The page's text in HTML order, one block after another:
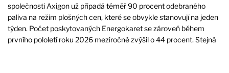
společnosti Axigon už připadá téměř 90 procent odebraného
paliva na režim plošných cen, které se obvykle stanovují na jeden
týden. Počet poskytovaných Energokaret se zároveň během
prvního pololetí roku 2026 meziročně zvýšil o 44 procent. Stejná